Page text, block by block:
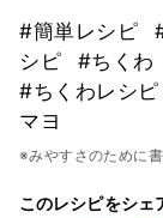
#簡単レシピ
シピ
#ちくわ
#ちくわレシピ
マヨ
※みやすさのために
このレシピをシェ